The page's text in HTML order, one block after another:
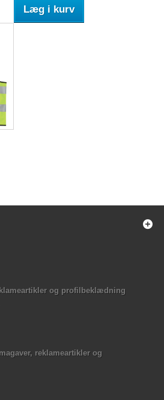
Læg i kurv
og profilbeklædning
reklameartikler og